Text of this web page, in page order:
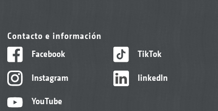
Contacto e información
Facebook
Instagram
YouTube
TikTok
linkedIn